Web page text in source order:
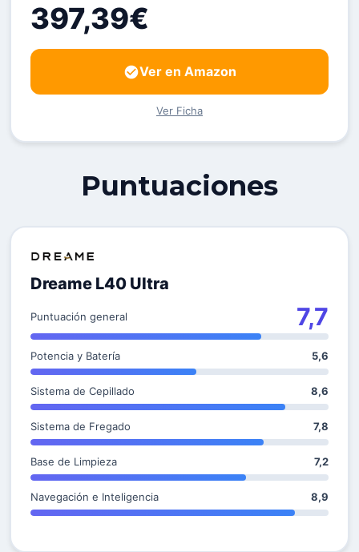
397,39€
Ver en Amazon
Ver Ficha
Puntuaciones
Dreame L40 Ultra
Puntuación general 7,7
Potencia y Batería 5,6
Sistema de Cepillado 8,6
Sistema de Fregado 7,8
Base de Limpieza 7,2
Navegación e Inteligencia 8,9